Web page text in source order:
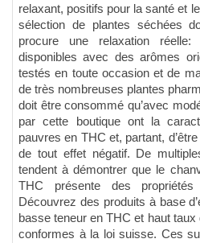
relaxant, positifs pour la santé et
sélection de plantes séchées
procure une relaxation réelle:
disponibles avec des arômes
testés en toute occasion et de
de très nombreuses plantes
doit être consommé qu’avec
par cette boutique ont la
pauvres en THC et, partant,
de tout effet négatif. De
tendent à démontrer que le
THC présente des
Découvrez des produits à base
basse teneur en THC et haut
conformes à la loi suisse. Ces